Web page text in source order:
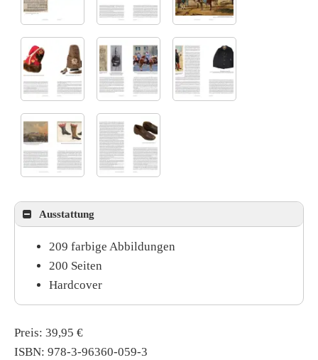
Ausstattung
209 farbige Abbildungen
200 Seiten
Hardcover
Preis: 39,95 €
ISBN: 978-3-96360-059-3